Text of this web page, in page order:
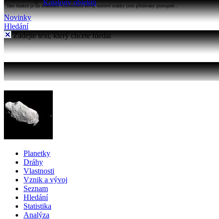
Katalogy objektů
Tato funkce je na stránkách Astronomia nová, testové otázky jsou přidávány postupně...
Novinky
Hledání
Zadejte text, který chcete hledat
Planetky
Dráhy
Vlastnosti
Vznik a vývoj
Seznam
Hledání
Statistika
Analýza